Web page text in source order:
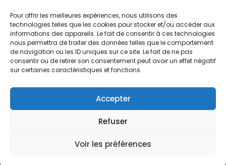
Pour offrir les meilleures expériences, nous utilisons des
technologies telles que les cookies pour stocker et/ou accéder aux
informations des appareils. Le fait de consentir à ces technologies
nous permettra de traiter des données telles que le comportement
de navigation ou les ID uniques sur ce site. Le fait de ne pas
consentir ou de retirer son consentement peut avoir un effet négatif
sur certaines caractéristiques et fonctions.
Accepter
Refuser
Voir les préférences
Et si votre gestion devenait enfin simple, fluide et sécurisée
Déléguer, structurer et fiabiliser votre gestion au quotidien.
© 2025 Valoxy. Tous droits réservés. |Mentions légales